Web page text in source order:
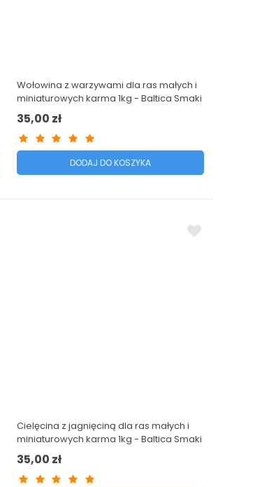
Wołowina z warzywami dla ras małych i
miniaturowych karma 1kg - Baltica Smaki
Regionów
35,00 zł
DODAJ DO KOSZYKA
Cielęcina z jagnięciną dla ras małych i
miniaturowych karma 1kg - Baltica Smaki
Regionów
35,00 zł